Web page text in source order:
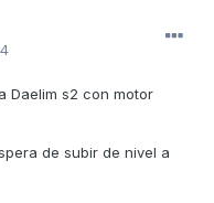
Daelim s2 con motor
de subir de nivel a